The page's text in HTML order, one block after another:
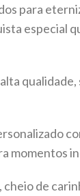
para
especial
momentos
de